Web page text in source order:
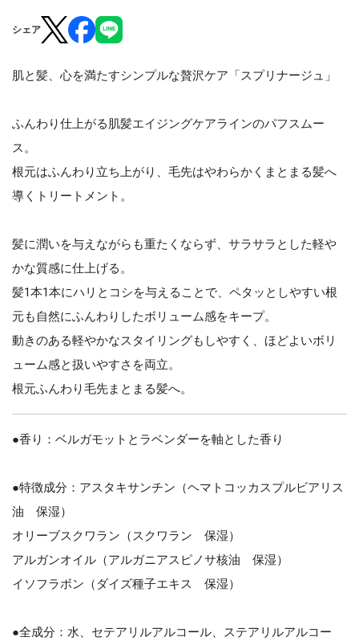
シェア
肌と髪、心を満たすシンプルな贅沢ケア「スプリナージュ」
ふんわり仕上がる肌髪エイジングケアラインのパフスムー
ス。
根元はふんわり立ち上がり、毛先はやわらかくまとまる髪へ
導くトリートメント。
髪に潤いを与えながらも重たくならず、サラサラとした軽や
かな質感に仕上げる。
髪1本1本にハリとコシを与えることで、ペタッとしやすい根
元も自然にふんわりしたボリューム感をキープ。
動きのある軽やかなスタイリングもしやすく、ほどよいボリ
ューム感と扱いやすさを両立。
根元ふんわり毛先まとまる髪へ。
●香り：ベルガモットとラベンダーを軸とした香り
●特徴成分：アスタキサンチン（ヘマトコッカスプルビアリス
油 保湿）
オリーブスクワラン（スクワラン 保湿）
アルガンオイル（アルガニアスピノサ核油 保湿）
イソフラボン（ダイズ種子エキス 保湿）
●全成分：水、セテアリルアルコール、ステアリルアルコー